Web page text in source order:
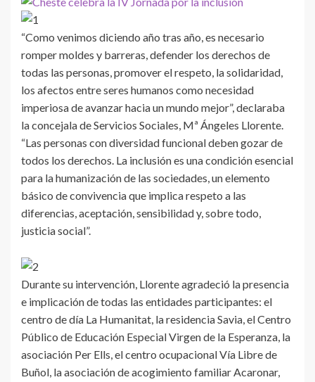
“Como venimos diciendo año tras año, es necesario
romper moldes y barreras, defender los derechos de
todas las personas, promover el respeto, la solidaridad,
los afectos entre seres humanos como necesidad
imperiosa de avanzar hacia un mundo mejor”, declaraba
la concejala de Servicios Sociales, Mª Ángeles Llorente.
“Las personas con diversidad funcional deben gozar de
todos los derechos. La inclusión es una condición esencial
para la humanización de las sociedades, un elemento
básico de convivencia que implica respeto a las
diferencias, aceptación, sensibilidad y, sobre todo,
justicia social”.
Durante su intervención, Llorente agradeció la presencia
e implicación de todas las entidades participantes: el
centro de día La Humanitat, la residencia Savia, el Centro
Público de Educación Especial Virgen de la Esperanza, la
asociación Per Ells, el centro ocupacional Vía Libre de
Buñol, la asociación de acogimiento familiar Acaronar,